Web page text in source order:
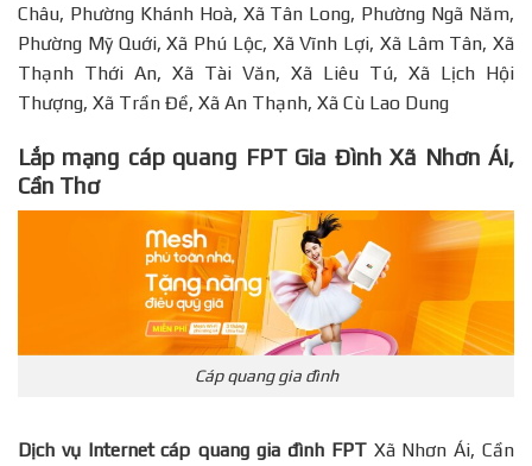
Châu, Phường Khánh Hoà, Xã Tân Long, Phường Ngã Năm,
Phường Mỹ Quới, Xã Phú Lộc, Xã Vĩnh Lợi, Xã Lâm Tân, Xã
Thạnh Thới An, Xã Tài Văn, Xã Liêu Tú, Xã Lịch Hội
Thượng, Xã Trần Đề, Xã An Thạnh, Xã Cù Lao Dung
Lắp mạng cáp quang FPT Gia Đình Xã Nhơn Ái,
Cần Thơ
Cáp quang gia đình
Dịch vụ Internet cáp quang gia đình FPTXã Nhơn Ái, Cần